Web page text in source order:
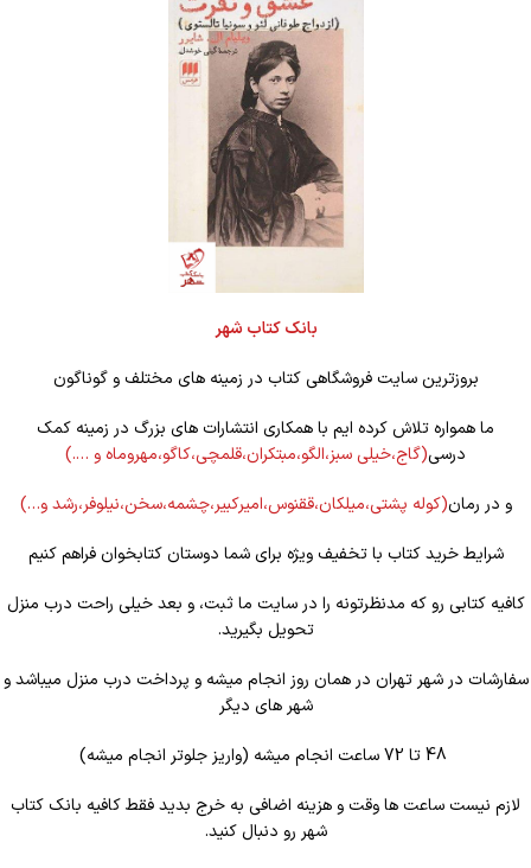
بانک کتاب شهر
بروزترین سایت فروشگاهی کتاب در زمینه های مختلف و گوناگون
ما همواره تلاش کرده ایم با همکاری انتشارات های بزرگ در زمینه کمک
درسی(گاج،خیلی سبز،الگو،مبتکران،قلمچی،کاگو،مهروماه و ….)
و در رمان(کوله پشتی،میلکان،ققنوس،امیرکبیر،چشمه،سخن،نیلوفر،رشد و…)
شرایط خرید کتاب با تخفیف ویژه برای شما دوستان کتابخوان فراهم کنیم
کافیه کتابی رو که مدنظرتونه را در سایت ما ثبت، و بعد خیلی راحت درب منزل
تحویل بگیرید.
سفارشات در شهر تهران در همان روز انجام میشه و پرداخت درب منزل میباشد و
شهر های دیگر
لازم نیست ساعت ها وقت و هزینه اضافی به خرج بدید فقط کافیه بانک کتاب
شهر رو دنبال کنید.